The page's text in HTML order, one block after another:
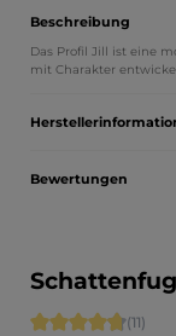
Beschreibung
Das Profil Jill ist eine
mit Charakter
Bewertungen
Durchschnittliche
(11)